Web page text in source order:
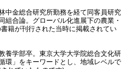
中金総合研究所勤務を経て同客員研究
組合論。グローバル化進展下の農業・
籍が刊行された当時に掲載されてい
養学部卒。東京大学大学院総合文化研
環」をキーワードとし、地域レベルで